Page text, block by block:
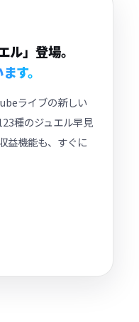
」登場。
す。
ライブの新しい
種のジュエル早見
益機能も、すぐに